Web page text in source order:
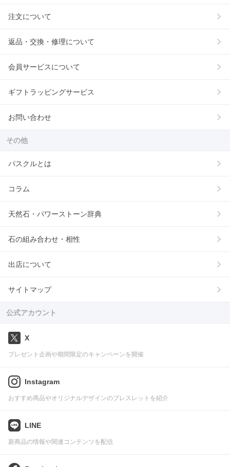
注文について
返品・交換・修理について
会員サービスについて
ギフトラッピングサービス
お問い合わせ
その他
パスクルとは
コラム
天然石・パワーストーン辞典
石の組み合わせ・相性
出店について
サイトマップ
公式アカウント
X
プレゼント企画や期間限定のキャンペーンを開催
Instagram
おすすめ商品やオリジナルデザインのブレスレットを紹介
LINE
新商品の情報や関連コンテンツを配信